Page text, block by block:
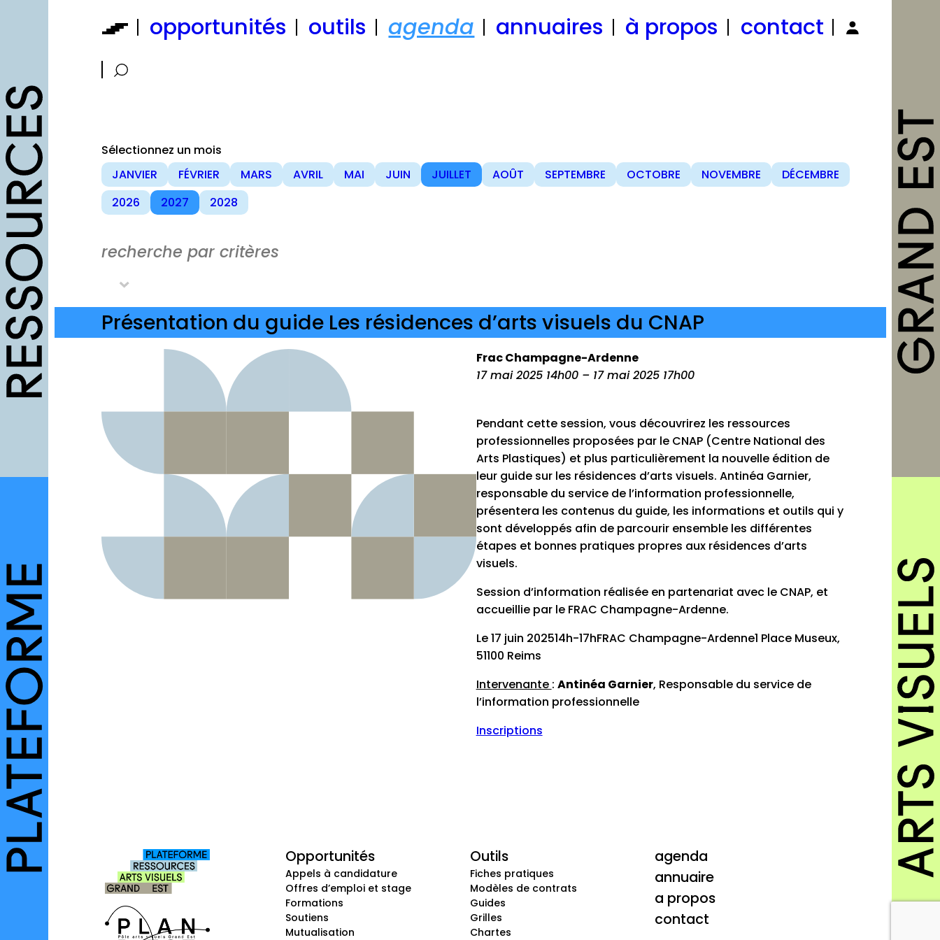
opportunités outils agenda annuaires à propos contact
Sélectionnez un mois
JANVIER
FÉVRIER MARS AVRIL MAI JUIN JUILLET AOÛT SEPTEMBRE OCTOBRE NOVEMBRE
DÉCEMBRE
2026
2027 2028
recherche par critères
Présentation du guide Les résidences d’arts visuels du CNAP
Frac Champagne-Ardenne
17 mai 2025 14h00 – 17 mai 2025 17h00
Pendant cette session, vous découvrirez les ressources
professionnelles proposées par le CNAP (Centre National des
Arts Plastiques) et plus particulièrement la nouvelle édition de
leur guide sur les résidences d’arts visuels. Antinéa Garnier,
responsable du service de l’information professionnelle,
présentera les contenus du guide, les informations et outils qui y
sont développés afin de parcourir ensemble les différentes
étapes et bonnes pratiques propres aux résidences d’arts
visuels.
Session d’information réalisée en partenariat avec le CNAP, et
accueillie par le FRAC Champagne-Ardenne.
Le 17 juin 202514h-17hFRAC Champagne-Ardenne1 Place Museux,
51100 Reims
Intervenante : Antinéa Garnier, Responsable du service de
l’information professionnelle
Inscriptions
Opportunités
Appels à candidature
Offres d’emploi et stage
Formations
Soutiens
Mutualisation
Outils
Fiches pratiques
Modèles de contrats
Guides
Grilles
Chartes
agenda
annuaire
a propos
contact